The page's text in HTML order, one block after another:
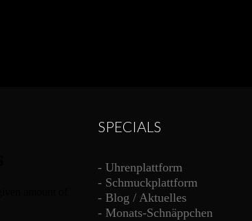
SPECIALS
-Uhrenplattform
- Schmuckplattform
-Blog / Aktuelles
-Monats-Schnäppchen